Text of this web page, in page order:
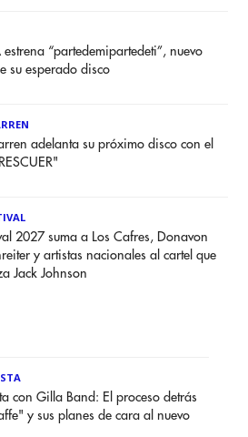
estrena “partedemipartedeti”, nuevo
su esperado disco
adelanta su próximo disco con el
2027 suma a Los Cafres, Donavon
y artistas nacionales al cartel que
Jack Johnson
con Gilla Band: El proceso detrás
y sus planes de cara al nuevo